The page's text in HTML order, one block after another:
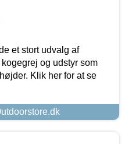
et stort udvalg af
og udstyr som
Klik her for at se